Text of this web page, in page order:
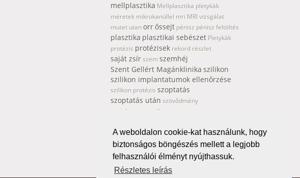
A weboldalon cookie-kat használunk, hogy
biztonságos böngészés mellett a legjobb
felhasználói élményt nyújthassuk.
Részletes leírás
mellplasztika Mellplasztika pletykàk
méretek mikrokanüllel mri MRI vizsgálat
mutet utanorrőssejt pénisz pénisz feltöltés
plasztika plasztikai sebészet Pletykàk
protézis protézisek rekord részlet
saját zsírszem szemhéj
Szent Gellért Magánklinika szilikon
szilikon implantatumok ellenőrzése
szilikon protézis szoptatás
szoptatás után szövődmény
természetes mell
tetoválás eltávolítástokavádli
vádli formázásvádli plasztika
Vákumos mellnagyobbításZsirleszivás